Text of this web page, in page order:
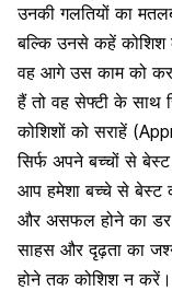
उनकी गलतियों का
बल्कि उनसे कहें कोशिश
वह आगे उस काम को
हैं तो वहसेफ्टी के साथ
कोशिशों को सराहें
सिर्फ अपनेबच्चों से बेस्ट
आप हमेशा बच्चे से बेस्ट
और असफल होने का
साहस और दृढ़ता का
होने तक कोशिश न करें।